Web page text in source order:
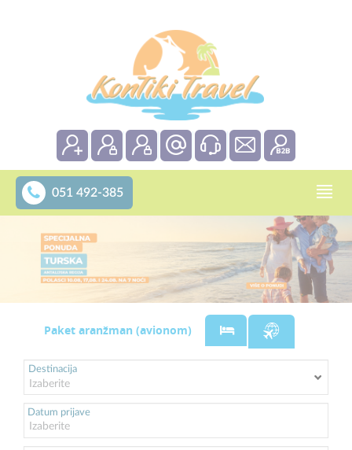
051 492-385
Paket aranžman (avionom)
Destinacija
Datum prijave